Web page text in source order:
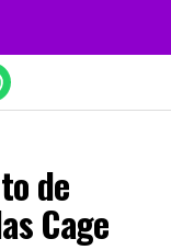
de
Cage